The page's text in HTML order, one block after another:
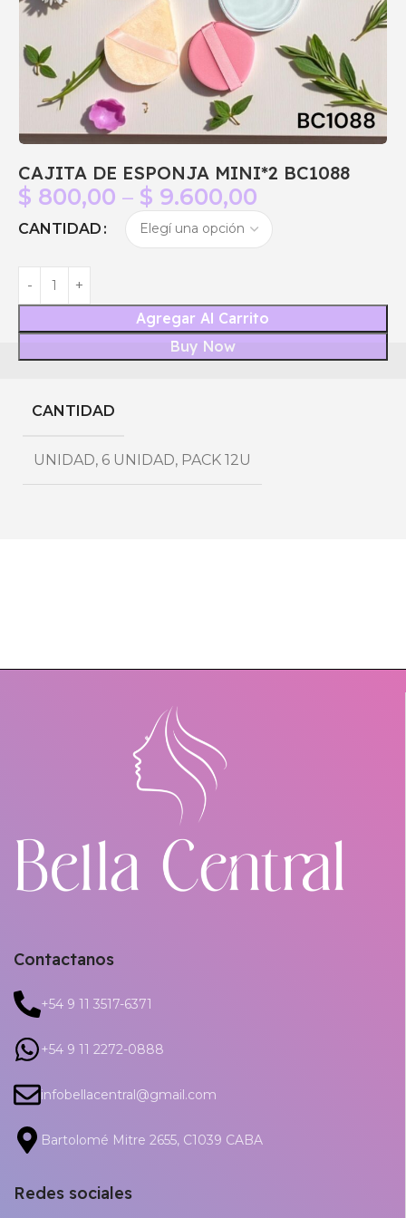
CAJITA DE ESPONJA MINI*2 BC1088
$ 800,00 – $ 9.600,00
CANTIDAD
Agregar Al Carrito
Buy Now
CANTIDAD
UNIDAD, 6 UNIDAD, PACK 12U
Contactanos
+54 9 11 3517-6371
+54 9 11 2272-0888
infobellacentral@gmail.com
Bartolomé Mitre 2655, C1039 CABA
Redes sociales